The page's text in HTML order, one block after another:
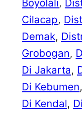
Boyolali,
Cilacap,
Demak,
Grobogan,
Di Jakarta,
Di Kebumen,
Di Kendal,